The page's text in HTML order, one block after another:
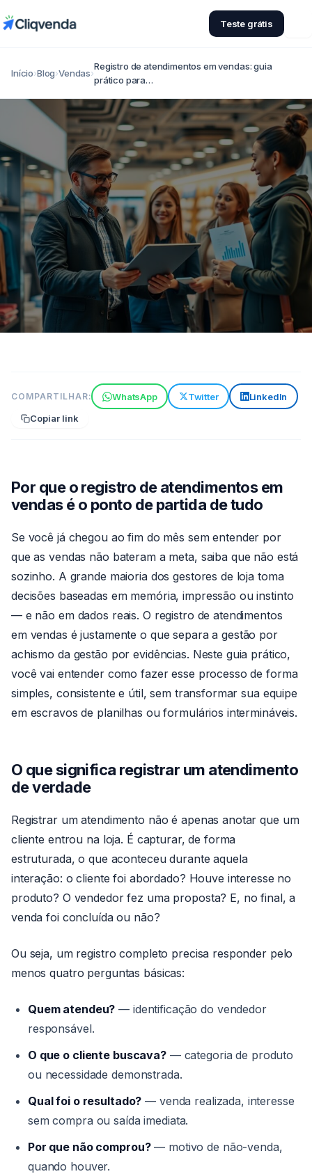
Teste grátis
Início›Blog›Vendas›
Registro de atendimentos em vendas: guia
prático para…
Registro de atendimentos em
vendas: guia prático para sua
Por
Claude
COMPARTILHAR: WhatsApp Twitter
LinkedIn
Copiar link
Por que o registro de atendimentos em
vendas é o ponto de partida de tudo
Se você já chegou ao fim do mês sem entender por
que as vendas não bateram a meta, saiba que não está
sozinho. A grande maioria dos gestores de loja toma
decisões baseadas em memória, impressão ou instinto
— e não em dados reais. O registro de atendimentos
em vendas é justamente o que separa a gestão por
achismo da gestão por evidências. Neste guia prático,
você vai entender como fazer esse processo de forma
simples, consistente e útil, sem transformar sua equipe
em escravos de planilhas ou formulários intermináveis.
O que significa registrar um atendimento
de verdade
Registrar um atendimento não é apenas anotar que um
cliente entrou na loja. É capturar, de forma
estruturada, o que aconteceu durante aquela
interação: o cliente foi abordado? Houve interesse no
produto? O vendedor fez uma proposta? E, no final, a
venda foi concluída ou não?
Ou seja, um registro completo precisa responder pelo
menos quatro perguntas básicas:
Quem atendeu? — identificação do vendedor
responsável.
O que o cliente buscava?— categoria de produto
ou necessidade demonstrada.
Qual foi o resultado? — venda realizada, interesse
sem compra ou saída imediata.
Por que não comprou?— motivo de não-venda,
quando houver.